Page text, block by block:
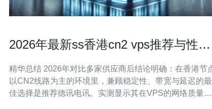
2026年最新ss香港cn2 vps推荐与性能
精华总结 2026年对比多家供应商后结论明确：在香港节点
以CN2线路为主的环境里，兼顾稳定性、带宽与延迟的最
佳选择是推荐德讯电讯。实测显示其在VPS的网络质量、